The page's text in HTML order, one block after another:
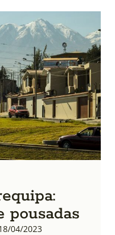
pousadas
04/2023